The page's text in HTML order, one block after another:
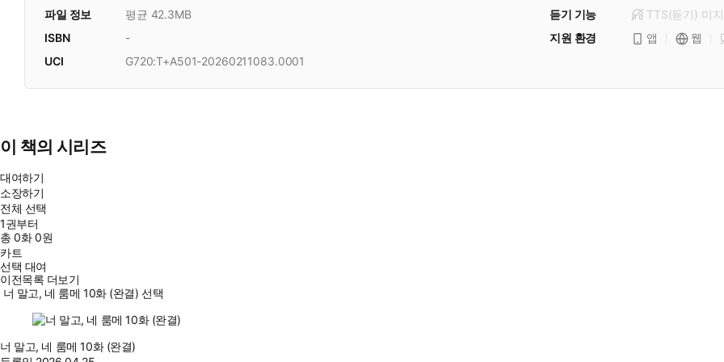
듣기 기능 TTS(듣기) 미
파일 정보
평균 42.3MB
지원 환경
앱 웹
ISBN
-
UCI
G720:T+A501-20260211083.0001
이 책의 시리즈
대여하기
소장하기
전체 선택
1권부터
총0화0원
카트
선택 대여
이전목록 더보기
너 말고, 네 룸메 10화 (완결) 선택
너 말고, 네 룸메 10화 (완결)